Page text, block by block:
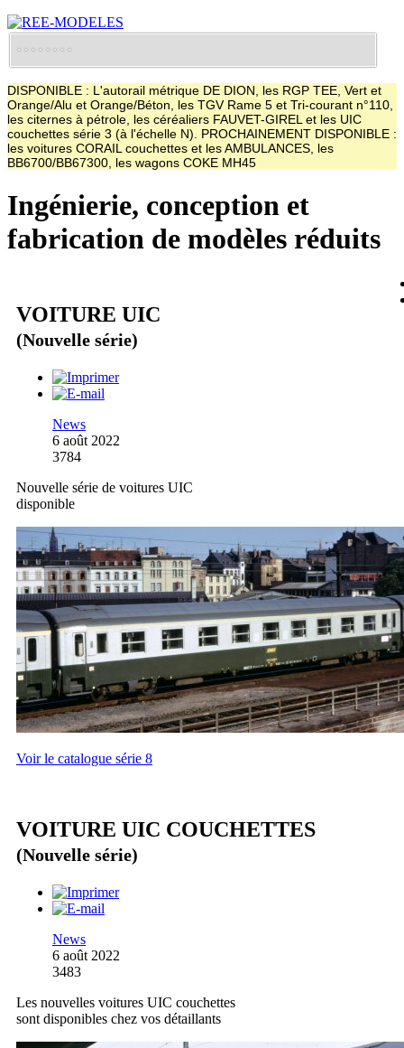
DISPONIBLE : L'autorail métrique DE DION, les RGP TEE, Vert et
Orange/Alu et Orange/Béton, les TGV Rame 5 et Tri-courant n°110,
les citernes à pétrole, les céréaliers FAUVET-GIREL et les UIC
couchettes série 3 (à l'échelle N). PROCHAINEMENT DISPONIBLE :
les voitures CORAIL couchettes et les AMBULANCES, les
BB6700/BB67300, les wagons COKE MH45
Ingénierie, conception et
fabrication de modèles réduits
VOITURE UIC
(Nouvelle série)
News
6 août 2022
3784
Nouvelle série de voitures UIC
disponible
Voir le catalogue série 8
VOITURE UIC COUCHETTES
(Nouvelle série)
News
6 août 2022
3483
Les nouvelles voitures UIC couchettes
sont disponibles chez vos détaillants